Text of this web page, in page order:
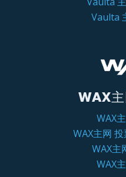
Vaulta
WAX
WAX
WAX主网
WAX主
WAX